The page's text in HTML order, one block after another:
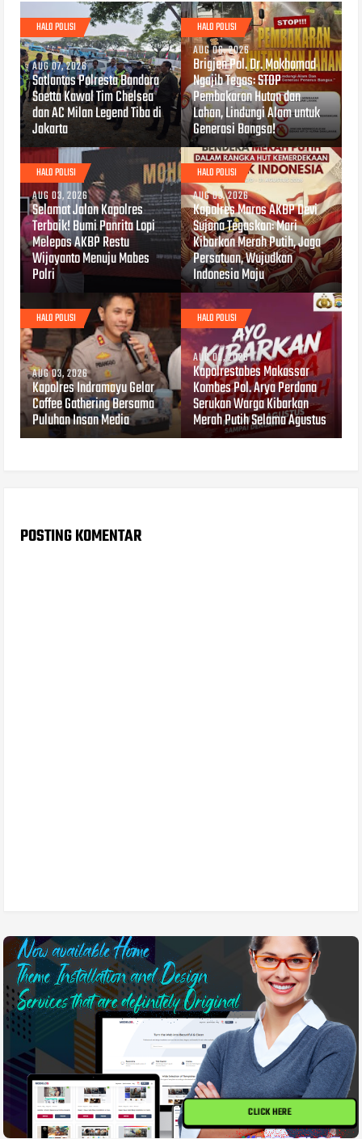
HALO POLISI
AUG 07, 2026
Satlantas Polresta Bandara
Soetta Kawal Tim Chelsea
dan AC Milan Legend Tiba di
Jakarta
HALO POLISI
AUG 06, 2026
Brigjen Pol. Dr. Mokhamad
Ngajib Tegas: STOP
Pembakaran Hutan dan
Lahan, Lindungi Alam untuk
Generasi Bangsa!
HALO POLISI
AUG 03, 2026
Selamat Jalan Kapolres
Terbaik! Bumi Panrita Lopi
Melepas AKBP Restu
Wijayanto Menuju Mabes
Polri
HALO POLISI
AUG 03, 2026
Kapolres Maros AKBP Devi
Sujana Tegaskan: Mari
Kibarkan Merah Putih, Jaga
Persatuan, Wujudkan
Indonesia Maju
HALO POLISI
AUG 03, 2026
Kapolres Indramayu Gelar
Coffee Gathering Bersama
Puluhan Insan Media
HALO POLISI
AUG 02, 2026
Kapolrestabes Makassar
Kombes Pol. Arya Perdana
Serukan Warga Kibarkan
Merah Putih Selama Agustus
POSTING KOMENTAR
CLICK HERE